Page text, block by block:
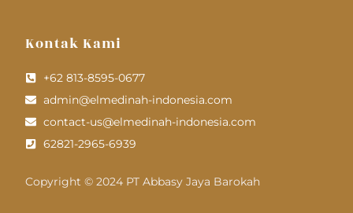
Kontak Kami
+62 813-8595-0677
admin@elmedinah-indonesia.com
contact-us@elmedinah-indonesia.com
62821-2965-6939
Copyright © 2024 PT Abbasy Jaya Barokah